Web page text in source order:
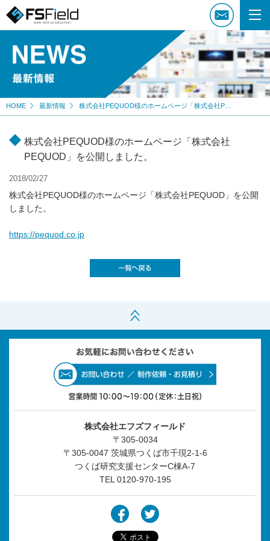
HOME 最新情報
株式会社PEQUOD様のホームページ「株式会社
PEQUOD」を公開しました。
2018/02/27
株式会社PEQUOD様のホームページ「株式会社PEQUOD」を公開
しました。
https://pequod.co.jp
株式会社エフズフィールド
〒305-0034
〒305-0047 茨城県つくば市千現2-1-6
つくば研究支援センターC棟A-7
TEL 0120-970-195